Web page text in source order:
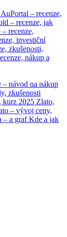
AuPortal – recenze,
– recenze, jak
recenze,
investiční
zkušenosti,
nákup a
návod na nákup
zkušenosti
kurz 2025 Zlato,
– vývoj ceny,
– a grafKde a jak